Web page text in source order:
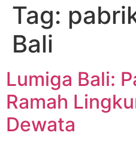
Tag:
Bali
Lumiga Bali:
Ramah
Dewata